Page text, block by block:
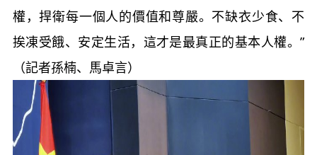
權，捍衛每一個人的價值和尊嚴。不缺衣少食、不
挨凍受餓、安定生活，這才是最真正的基本人權。”
（記者孫楠、馬卓言）